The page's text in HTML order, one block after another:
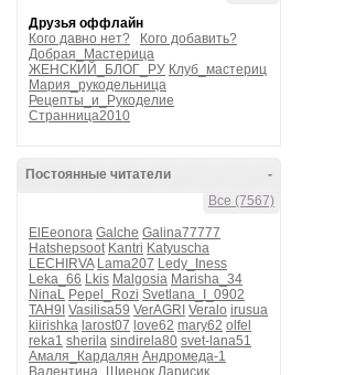
Друзья оффлайн
Кого давно нет?
Кого добавить?
Добрая_Мастерица
ЖЕНСКИЙ_БЛОГ_РУ Клуб_мастериц
Мария_рукодельница
Рецепты_и_Рукоделие
Странница2010
-
Постоянные читатели
Все (7567)
ElEeonora Galche Galina77777
Hatshepsoot Kantri Katyuscha
LECHIRVA Lama207 Ledy_Iness
Leka_66 Lkis Malgosia Marisha_34
NinaL Pepel_Rozi Svetlana_I_0902
TAH9I Vasilisa59 VerAGRI Veralo irusua
kiirishka larost07 love62 mary62 olfel
reka1 sherila sindirela80 svet-lana51
Амаля_Кардалян Андромеда-1
Валентина_Шиенок Ларисик